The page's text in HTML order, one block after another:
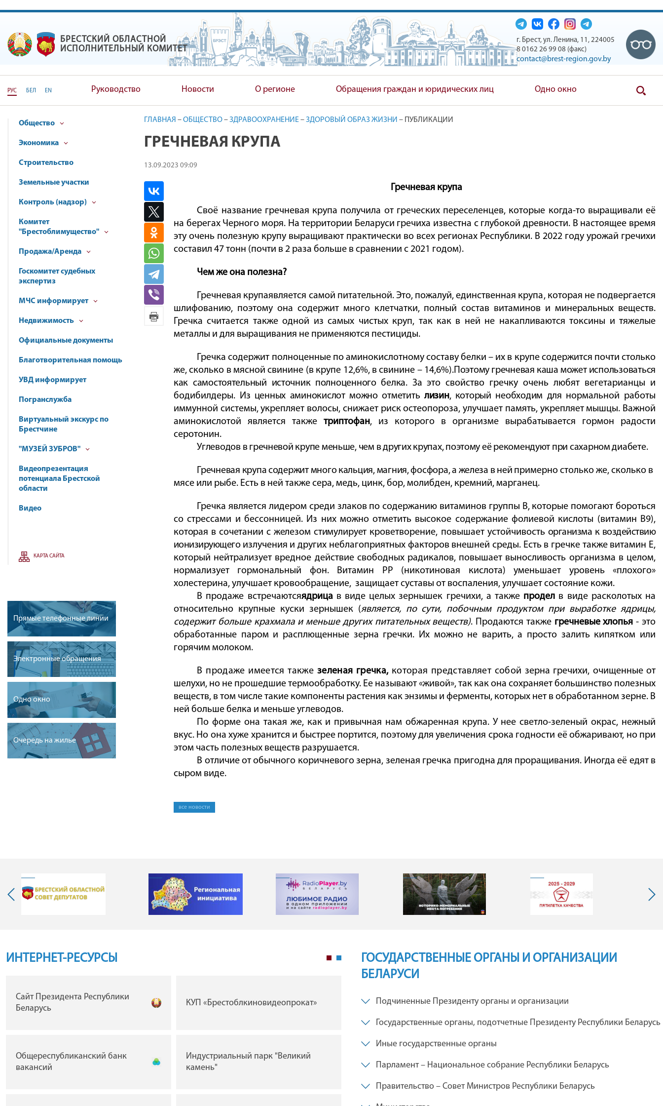
БРЕСТСКИЙ ОБЛАСТНОЙ ИСПОЛНИТЕЛЬНЫЙ КОМИТЕТ
БРЕСТСКИЙ ОБЛАСТНОЙ
ИСПОЛНИТЕЛЬНЫЙ КОМИТЕТ
г. Брест, ул. Ленина, 11, 224005
8 0162 26 99 08 (факс)
contact@brest-region.gov.by
РУС БЕЛ EN Руководство Новости О регионе Обращения граждан и юридических лиц Одно окно
Общество
Экономика
Строительство
Земельные участки
Контроль (надзор)
Комитет
"Брестоблимущество"
Продажа/Аренда
Госкомитет судебных
экспертиз
МЧС информирует
Недвижимость
Официальные документы
Благотворительная помощь
УВД информирует
Погранслужба
Виртуальный экскурс по
Брестчине
"МУЗЕЙ ЗУБРОВ"
Видеопрезентация
потенциала Брестской
области
Видео
КАРТА САЙТА
Прямые телефонные линии
Электронные обращения
Одно окно
Очередь на жилье
ГЛАВНАЯ –ОБЩЕСТВО–ЗДРАВООХРАНЕНИЕ–ЗДОРОВЫЙ ОБРАЗ ЖИЗНИ – ПУБЛИКАЦИИ
ГРЕЧНЕВАЯ КРУПА
13.09.2023 09:09
Гречневая крупа
Своё название гречневая крупа получила от греческих переселенцев, которые когда-то выращивали её
на берегах Черного моря. На территории Беларуси гречиха известна с глубокой древности. В настоящее время
эту очень полезную крупу выращивают практически во всех регионах Республики. В 2022 году урожай гречихи
составил 47 тонн (почти в 2 раза больше в сравнении с 2021 годом).
Чем же она полезна?
Гречневая крупаявляется самой питательной. Это, пожалуй, единственная крупа, которая не подвергается
шлифованию, поэтому она содержит много клетчатки, полный состав витаминов и минеральных веществ.
Гречка считается также одной из самых чистых круп, так как в ней не накапливаются токсины и тяжелые
металлы и для выращивания не применяются пестициды.
Гречка содержит полноценные по аминокислотному составу белки – их в крупе содержится почти столько
же, сколько в мясной свинине (в крупе 12,6%, в свинине – 14,6%).Поэтому гречневая каша может использоваться
как самостоятельный источник полноценного белка. За это свойство гречку очень любят вегетарианцы и
бодибилдеры. Из ценных аминокислот можно отметить лизин, который необходим для нормальной работы
иммунной системы, укрепляет волосы, снижает риск остеопороза, улучшает память, укрепляет мышцы. Важной
аминокислотой является также триптофан, из которого в организме вырабатывается гормон радости
серотонин.
Углеводов в гречневой крупе меньше, чем в других крупах, поэтому её рекомендуют при сахарном диабете.
Гречневая крупа содержит много кальция, магния, фосфора, а железа в ней примерно столько же, сколько в
мясе или рыбе. Есть в ней также сера, медь, цинк, бор, молибден, кремний, марганец.
Гречка является лидером среди злаковпосодержанию витаминов группы В, которые помогают бороться
со стрессами и бессонницей. Из них можно отметить высокое содержание фолиевой кислоты (витамин В9),
которая в сочетании с железом стимулирует кроветворение, повышает устойчивость организма к воздействию
ионизирующегоизлучения и других неблагоприятных факторов внешней среды. Есть в гречке также витамин Е,
который нейтрализует вредное действие свободных радикалов, повышает выносливость организма в целом,
нормализует гормональный фон. Витамин РР (никотиновая кислота) уменьшает уровень «плохого»
холестерина, улучшает кровообращение, защищает суставы от воспаления, улучшает состояние кожи.
В продаже встречаютсяядрица в виде целых зернышек гречихи, а также продел в виде расколотых на
относительно крупные куски зернышек (является, по сути, побочным продуктом при выработке ядрицы,
содержит больше крахмала и меньше других питательных веществ). Продаются также гречневые хлопья - это
обработанные паром и расплющенные зерна гречки. Их можно не варить, а просто залить кипятком или
горячим молоком.
В продаже имеется также зеленая гречка, которая представляет собой зерна гречихи, очищенные от
шелухи, но не прошедшие термообработку. Ее называют «живой», так как она сохраняет большинство полезных
веществ, в том числе такие компоненты растения как энзимы и ферменты, которых нет в обработанном зерне. В
ней больше белка и меньше углеводов.
По форме она такая же, как и привычная нам обжаренная крупа. У нее светло-зеленый окрас, нежный
вкус. Но она хуже хранится и быстрее портится, поэтому для увеличения срока годности её обжаривают, но при
этом часть полезных веществ разрушается.
В отличие от обычного коричневого зерна, зеленая гречка пригодна для проращивания. Иногда её едят в
сыром виде.
все новости
ИНТЕРНЕТ-РЕСУРСЫ
Сайт Президента Республики
Беларусь
КУП «Брестоблкиновидеопрокат»
Общереспубликанский банк
вакансий
Индустриальный парк "Великий
камень"
ГУ "Брестская областная
филармония"
Каталог предприятий концерна
"Беллегпром"
драмы им. Ленинского комсомола
Дебюрократизация
ГОСУДАРСТВЕННЫЕ ОРГАНЫ И ОРГАНИЗАЦИИ
БЕЛАРУСИ
Подчиненные Президенту органы и организации
Государственные органы, подотчетные Президенту Республики Беларусь
Иные государственные органы
Парламент – Национальное собрание Республики Беларусь
Правительство – Совет Министров Республики Беларусь